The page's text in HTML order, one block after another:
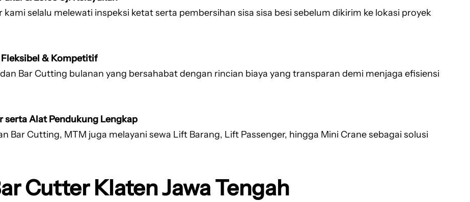
selalu melewati inspeksi ketat serta pembersihan sisa sisa besi sebelum dikirim ke lokasi proyek
Fleksibel & Kompetitif
Bar Cutting bulanan yang bersahabat dengan rincian biaya yang transparan demi menjaga efisiensi
serta Alat Pendukung Lengkap
Bar Cutting, MTM juga melayani sewa Lift Barang, Lift Passenger, hingga Mini Crane sebagai solusi
Cutter Klaten Jawa Tengah